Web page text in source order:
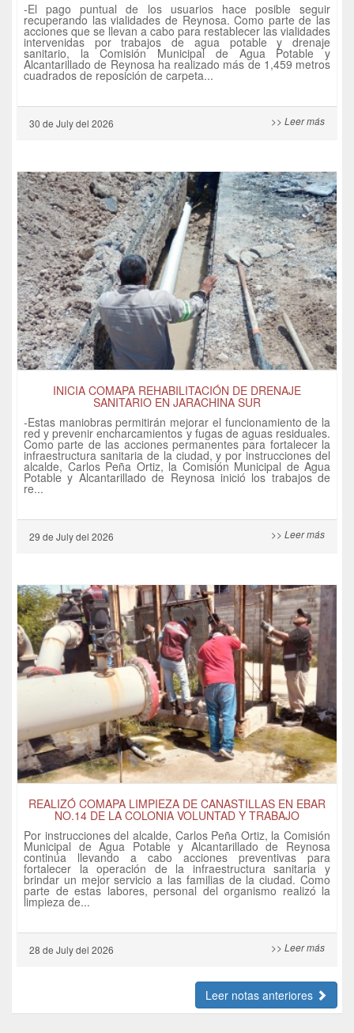
-El pago puntual de los usuarios hace posible seguir
recuperando las vialidades de Reynosa. Como parte de las
acciones que se llevan a cabo para restablecer las vialidades
intervenidas por trabajos de agua potable y drenaje
sanitario, la Comisión Municipal de Agua Potable y
Alcantarillado de Reynosa ha realizado más de 1,459 metros
cuadrados de reposición de carpeta...
30 de Julydel 2026 >> Leer más
INICIA COMAPA REHABILITACIÓN DE DRENAJE
SANITARIO EN JARACHINA SUR
-Estas maniobras permitirán mejorar el funcionamiento de la
red y prevenir encharcamientos y fugas de aguas residuales.
Como parte de las acciones permanentes para fortalecer la
infraestructura sanitaria de la ciudad, y por instrucciones del
alcalde, Carlos Peña Ortiz, la Comisión Municipal de Agua
Potable y Alcantarillado de Reynosa inició los trabajos de
re...
29 de Julydel 2026 >> Leer más
REALIZÓ COMAPA LIMPIEZA DE CANASTILLAS EN EBAR
NO.14 DE LA COLONIA VOLUNTAD Y TRABAJO
Por instrucciones del alcalde, Carlos Peña Ortiz, la Comisión
Municipal de Agua Potable y Alcantarillado de Reynosa
continúa llevando a cabo acciones preventivas para
fortalecer la operación de la infraestructura sanitaria y
brindar un mejor servicio a las familias de la ciudad. Como
parte de estas labores, personal del organismo realizó la
limpieza de...
28 de Julydel 2026 >> Leer más
Leer notas anteriores